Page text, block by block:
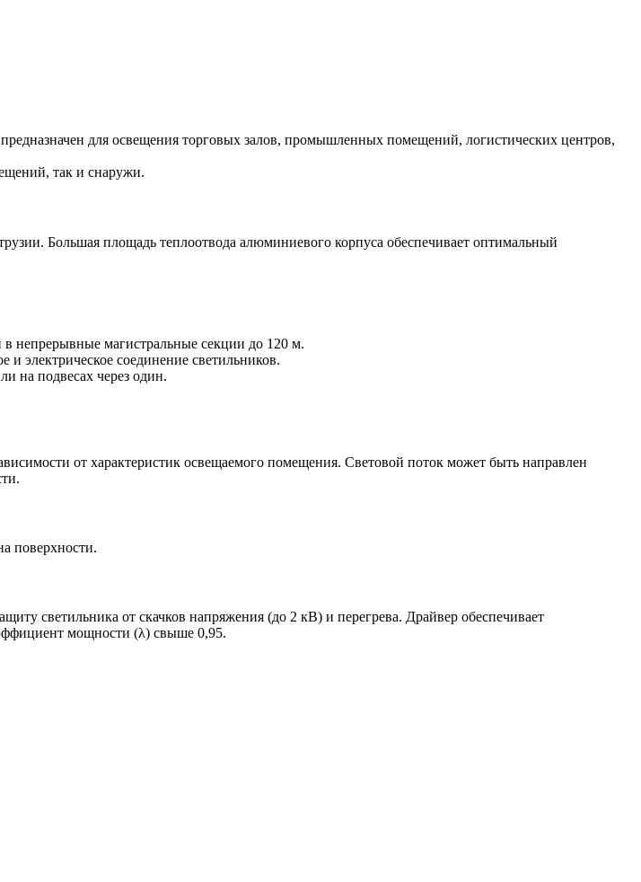
для освещения торговых залов, промышленных помещений, логистических центров,
так и снаружи.
Большая площадь теплоотвода алюминиевого корпуса обеспечивает оптимальный
непрерывные магистральные секции до 120 м.
электрическое соединение светильников.
на подвесах через один.
от характеристик освещаемого помещения. Световой поток может быть направлен
поверхности.
светильника от скачков напряжения (до 2 кВ) и перегрева. Драйвер обеспечивает
мощности (λ) свыше 0,95.